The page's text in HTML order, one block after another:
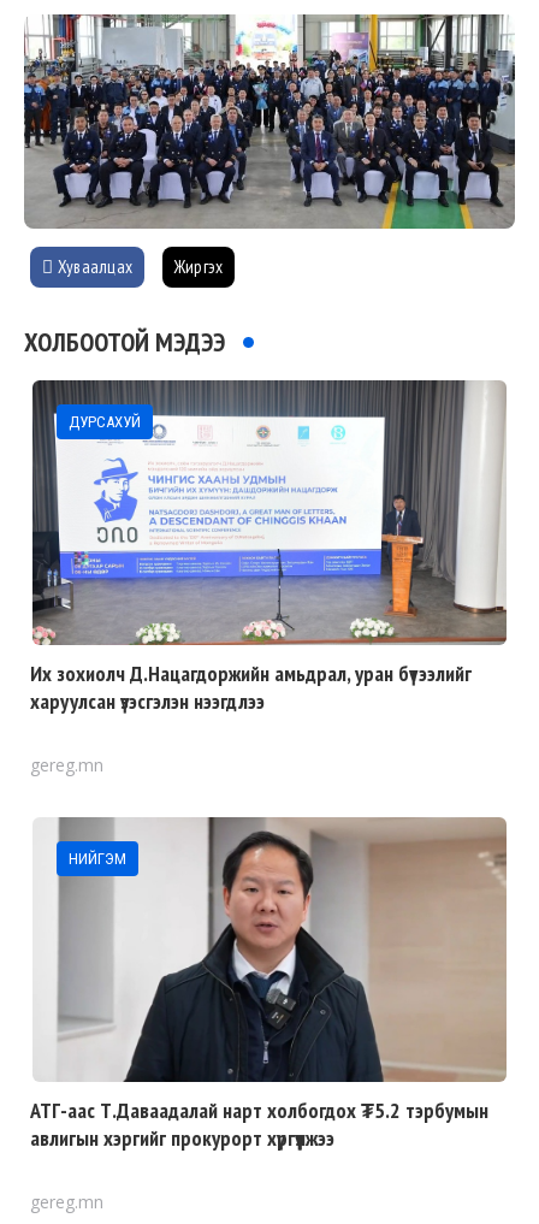
Хуваалцах Жиргэх
ХОЛБООТОЙ МЭДЭЭ
ДУРСАХУЙ
Их зохиолч Д.Нацагдоржийн амьдрал, уран бүтээлийг
харуулсан үзэсгэлэн нээгдлээ
gereg.mn
НИЙГЭМ
АТГ-аас Т.Даваадалай нарт холбогдох ₮5.2 тэрбумын
авлигын хэргийг прокурорт хүргүүлжээ
gereg.mn